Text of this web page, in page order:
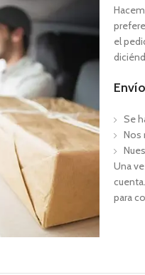
el
Se
Nos
Una
para